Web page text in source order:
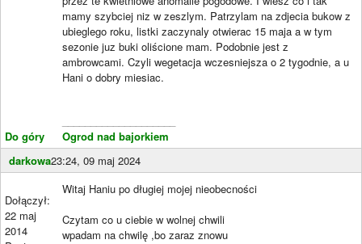
Do góry
mamy szybciej niz w zeszlym. Patrzylam na zdjecia bukow z
ubieglego roku, listki zaczynaly otwierac 15 maja a w tym
sezonie juz buki oliścione mam. Podobnie jest z
ambrowcami. Czyli wegetacja wczesniejsza o 2 tygodnie, a u
Hani o dobry miesiac.
Ogrod nad bajorkiem
darkowa23:24, 09 maj 2024
Dołączył:
22 maj
2014
Witaj Haniu po długiej mojej nieobecności
Czytam co u ciebie w wolnej chwili
wpadam na chwilę ,bo zaraz znowu